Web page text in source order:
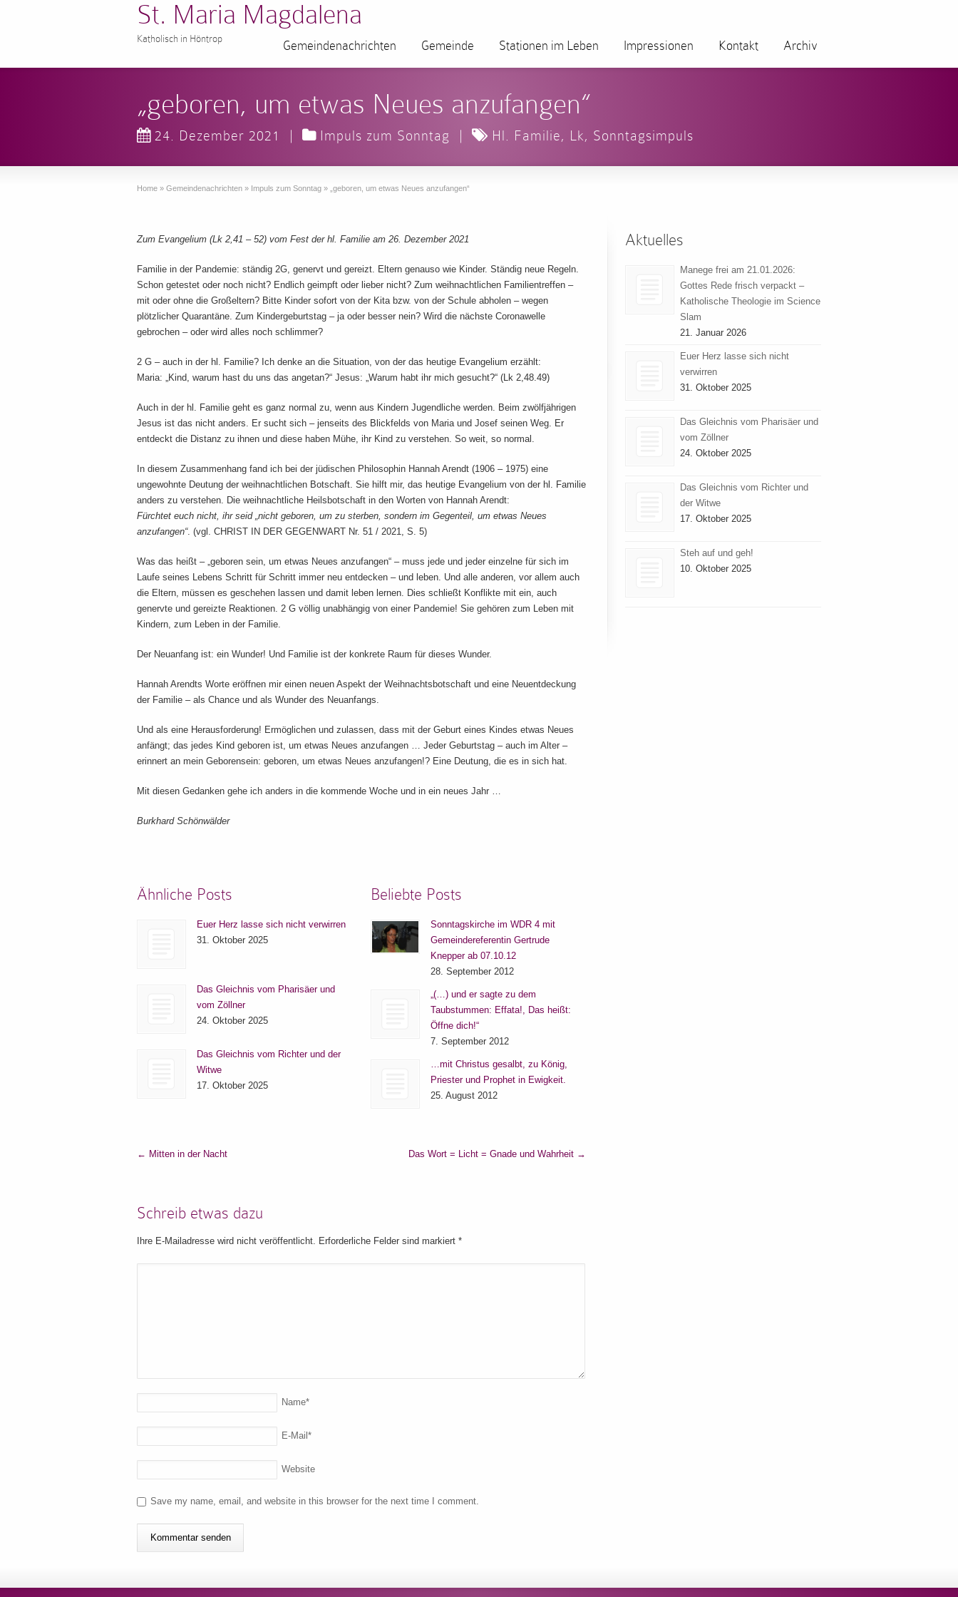
St. Maria Magdalena
Katholisch in Höntrop Gemeindenachrichten Gemeinde Stationen im Leben Impressionen Kontakt Archiv
„geboren, um etwas Neues anzufangen“
24. Dezember 2021 | Impuls zum Sonntag | Hl. Familie, Lk, Sonntagsimpuls
Home » Gemeindenachrichten » Impuls zum Sonntag » „geboren, um etwas Neues anzufangen“
Zum Evangelium (Lk 2,41 – 52) vom Fest der hl. Familie am 26. Dezember 2021
Familie in der Pandemie: ständig 2G, genervt und gereizt. Eltern genauso wie Kinder. Ständig neue Regeln.
Schon getestet oder noch nicht? Endlich geimpft oder lieber nicht? Zum weihnachtlichen Familientreffen –
mit oder ohne die Großeltern? Bitte Kinder sofort von der Kita bzw. von der Schule abholen – wegen
plötzlicher Quarantäne. Zum Kindergeburtstag – ja oder besser nein? Wird die nächste Coronawelle
gebrochen – oder wird alles noch schlimmer?
2 G – auch in der hl. Familie? Ich denke an die Situation, von der das heutige Evangelium erzählt:
Maria: „Kind, warum hast du uns das angetan?“ Jesus: „Warum habt ihr mich gesucht?“ (Lk 2,48.49)
Auch in der hl. Familie geht es ganz normal zu, wenn aus Kindern Jugendliche werden. Beim zwölfjährigen
Jesus ist das nicht anders. Er sucht sich – jenseits des Blickfelds von Maria und Josef seinen Weg. Er
entdeckt die Distanz zu ihnen und diese haben Mühe, ihr Kind zu verstehen. So weit, so normal.
In diesem Zusammenhang fand ich bei der jüdischen Philosophin Hannah Arendt (1906 – 1975) eine
ungewohnte Deutung der weihnachtlichen Botschaft. Sie hilft mir, das heutige Evangelium von der hl. Familie
anders zu verstehen. Die weihnachtliche Heilsbotschaft in den Worten von Hannah Arendt:
Fürchtet euch nicht, ihr seid „nicht geboren, um zu sterben, sondern im Gegenteil, um etwas Neues
anzufangen“. (vgl. CHRIST IN DER GEGENWART Nr. 51 / 2021, S. 5)
Was das heißt – „geboren sein, um etwas Neues anzufangen“ – muss jede und jeder einzelne für sich im
Laufe seines Lebens Schritt für Schritt immer neu entdecken – und leben. Und alle anderen, vor allem auch
die Eltern, müssen es geschehen lassen und damit leben lernen. Dies schließt Konflikte mit ein, auch
genervte und gereizte Reaktionen. 2 G völlig unabhängig von einer Pandemie! Sie gehören zum Leben mit
Kindern, zum Leben in der Familie.
Der Neuanfang ist: ein Wunder! Und Familie ist der konkrete Raum für dieses Wunder.
Hannah Arendts Worte eröffnen mir einen neuen Aspekt der Weihnachtsbotschaft und eine Neuentdeckung
der Familie – als Chance und als Wunder des Neuanfangs.
Und als eine Herausforderung! Ermöglichen und zulassen, dass mit der Geburt eines Kindes etwas Neues
anfängt; das jedes Kind geboren ist, um etwas Neues anzufangen … Jeder Geburtstag – auch im Alter –
erinnert an mein Geborensein: geboren, um etwas Neues anzufangen!? Eine Deutung, die es in sich hat.
Mit diesen Gedanken gehe ich anders in die kommende Woche und in ein neues Jahr …
Burkhard Schönwälder
Ähnliche Posts
Euer Herz lasse sich nicht verwirren
31. Oktober 2025
Das Gleichnis vom Pharisäer und
vom Zöllner
24. Oktober 2025
Das Gleichnis vom Richter und der
Witwe
17. Oktober 2025
Beliebte Posts
Sonntagskirche im WDR 4 mit
Gemeindereferentin Gertrude
Knepper ab 07.10.12
28. September 2012
„(…) und er sagte zu dem
Taubstummen: Effata!, Das heißt:
Öffne dich!“
7. September 2012
…mit Christus gesalbt, zu König,
Priester und Prophet in Ewigkeit.
25. August 2012
← Mitten in der Nacht Das Wort = Licht = Gnade und Wahrheit →
Schreib etwas dazu
Ihre E-Mailadresse wird nicht veröffentlicht. Erforderliche Felder sind markiert *
Name*
E-Mail*
Website
Save my name, email, and website in this browser for the next time I comment.
Aktuelles
Manege frei am 21.01.2026:
Gottes Rede frisch verpackt –
Katholische Theologie im Science
Slam
21. Januar 2026
Euer Herz lasse sich nicht
verwirren
31. Oktober 2025
Das Gleichnis vom Pharisäer und
vom Zöllner
24. Oktober 2025
Das Gleichnis vom Richter und
der Witwe
17. Oktober 2025
Steh auf und geh!
10. Oktober 2025